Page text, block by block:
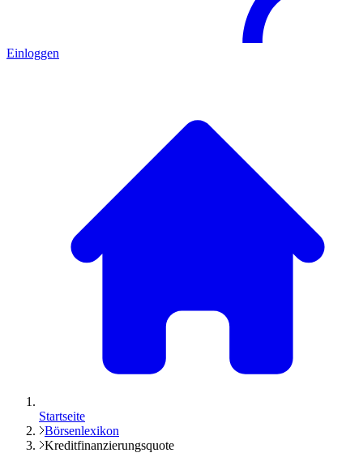
Einloggen
Startseite
Börsenlexikon
Kreditfinanzierungsquote